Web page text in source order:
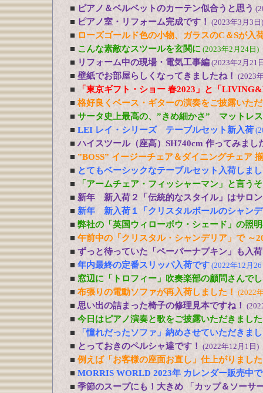
■ ピアノ＆ベルベットのカーテン似合うと思う
■ ピアノ室・リフォーム完成です！ (2023年3月3日)
■ ローズゴールド色の小物、ガラスのC＆Sが入
■ こんな素敵なスツールを玄関に (2023年2月24日)
■ リフォーム中の現場・電気工事編 (2023年2月21
■ 壁紙でお部屋らしくなってきましたね！ (2023
■
「東京ギフト・ショー 春2023」と「
■ 格好良くベース・ギターの演奏をご披露いた
■ サータ史上最高の、”きめ細かさ” マットレ
■ LEI レイ・シリーズ テーブルセット新入荷
■ ハイスツール（座高）SH740cm 作ってみまし
■ ”BOSS” イージーチェア＆ダイニングチェア
■ とてもベーシックなテーブルセット入荷しま
■
「アームチェア・フィッシャーマン」と言う
■ 新年 新入荷２「伝統的なスタイル」はサロ
■ 新年 新入荷１「クリスタルボールのシャン
■ 弊社の「英国ウィローボウ・シェード」の照
■ 午前中の「クリスタル・シャンデリア」で ～
■ ずっと待っていた「ペーパーナプキン」も入
■ 年内最終の定番スリッパ入荷です (2022年12月
■ 窓辺に「トロフィー」吹奏楽部の顧問さんで
■ 布張りの電動ソファが再入荷しました！ (2022
■ 思い出の詰まった椅子の修理見本ですね！
■ 今日はピアノ演奏と歌をご披露いただきまし
■
「憧れだったソファ」納めさせていただきま
■ とっておきのペルシャ達です！ (2022年12月1日)
■ 例えば「お客様の座面お直し」仕上がりました
■ MORRIS WORLD 2023年 カレンダー販売中
■ 季節のスープにも！大きめ 「カップ＆ソーサ